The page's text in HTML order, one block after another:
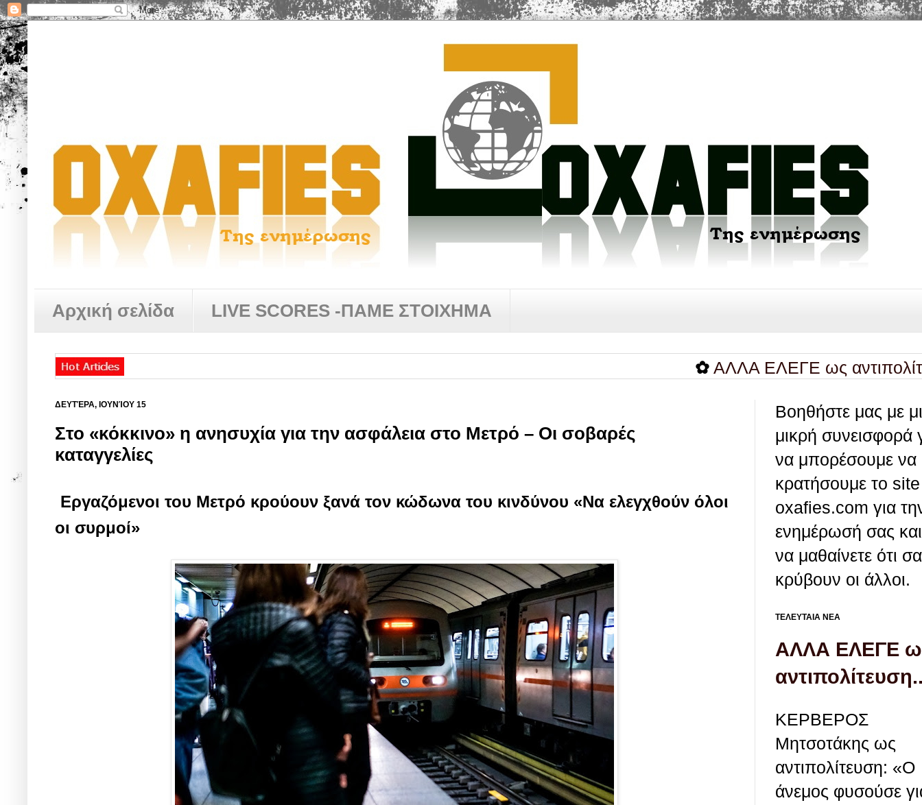
Αρχική σελίδα LIVE SCORES -ΠΑΜΕ ΣΤΟΙΧΗΜΑ
ΑΛΛΑ ΕΛΕΓΕ ως
ΔΕΥΤΈΡΑ, ΙΟΥΝΊΟΥ 15
Στο «κόκκινο» η ανησυχία για την ασφάλεια στο Μετρό – Οι σοβαρές
καταγγελίες
Εργαζόμενοι του Μετρό κρούουν ξανά τον κώδωνα του κινδύνου «Να ελεγχθούν όλοι
οι συρμοί»
Βοηθήστε μας με
μικρή συνεισφορά
να μπορέσουμε να
κρατήσουμε το site
oxafies.com για
ενημέρωσή σας
να μαθαίνετε ότι
κρύβουν οι άλλοι.
ΤΕΛΕΥΤΑΙΑ ΝΕΑ
ΑΛΛΑ ΕΛΕΓΕ
ΚΕΡΒΕΡΟΣ
Μητσοτάκης ως
αντιπολίτευση: «Ο
άνεμος φυσούσε